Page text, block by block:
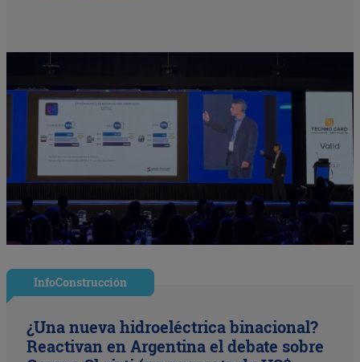
InfoConstrucción
¿Una nueva hidroeléctrica binacional?
Reactivan en Argentina el debate sobre